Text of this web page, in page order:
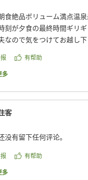
コンビニや売店がないた
は事前に購入してから向
非日常を体験させていた
ミの詳細はこちらから
食絶品ボリューム満点温
刻が夕食の最終時間ギリ
なので気をつけてお越し
りました!また相差に行く
ます(^^)
有帮助
多
客
没有留下任何评论。
有帮助
多